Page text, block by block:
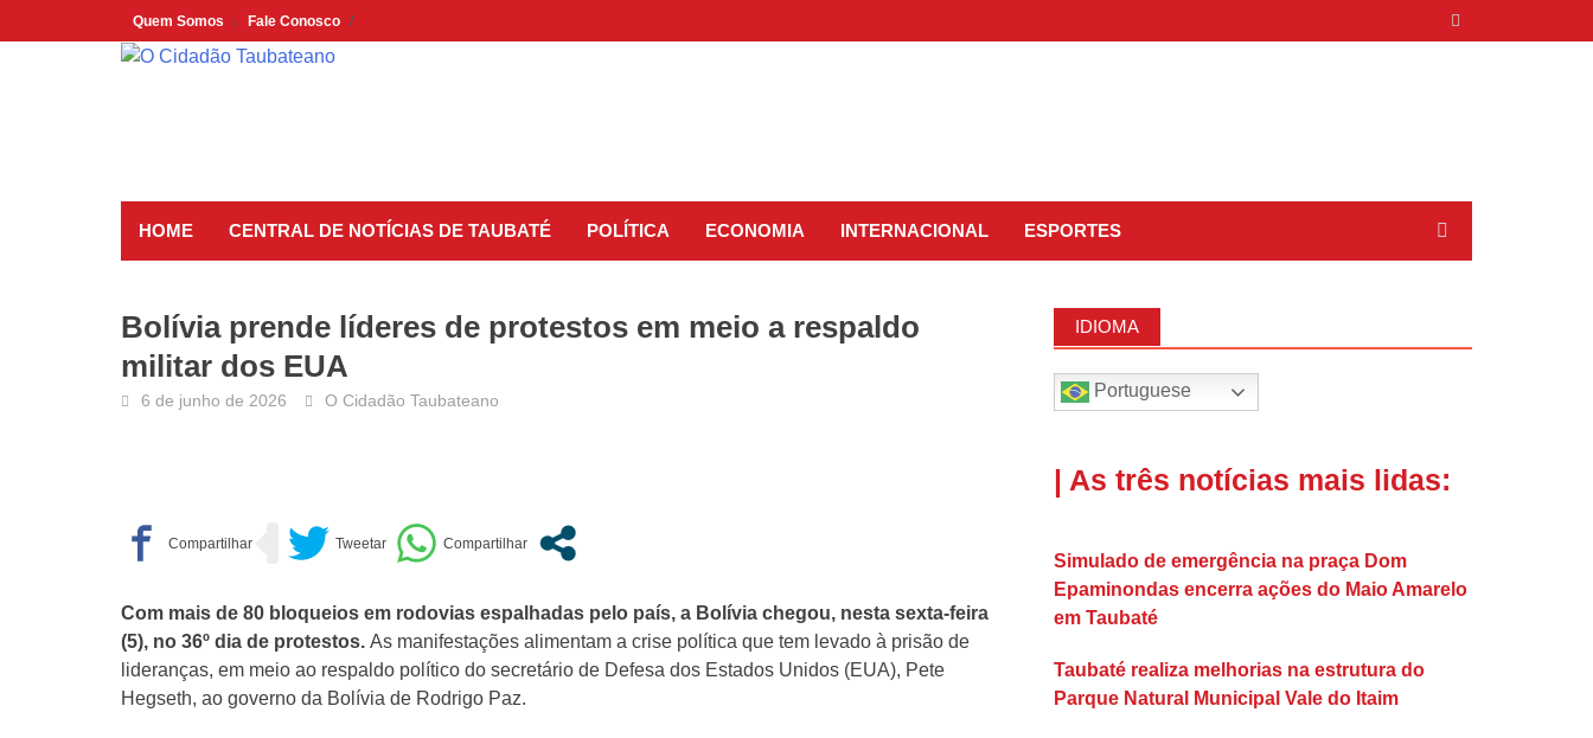
to
Quem Somos Fale Conosco
HOME CENTRAL DE NOTÍCIAS DE TAUBATÉ POLÍTICA ECONOMIA INTERNACIONAL ESPORTES
Bolívia prende líderes de protestos em meio a respaldo
militar dos EUA
6 de junho de 2026 O Cidadão Taubateano
Com mais de 80 bloqueios em rodovias espalhadas pelo país, a Bolívia chegou, nesta sexta-feira
(5), no 36º dia de protestos. As manifestações alimentam a crise política que tem levado à prisão de
lideranças, em meio ao respaldo político do secretário de Defesa dos Estados Unidos (EUA), Pete
Hegseth, ao governo da Bolívia de Rodrigo Paz.
IDIOMA
Portuguese
| As três notícias mais lidas:
Simulado de emergência na praça Dom
Epaminondas encerra ações do Maio Amarelo
em Taubaté
Taubaté realiza melhorias na estrutura do
Parque Natural Municipal Vale do Itaim